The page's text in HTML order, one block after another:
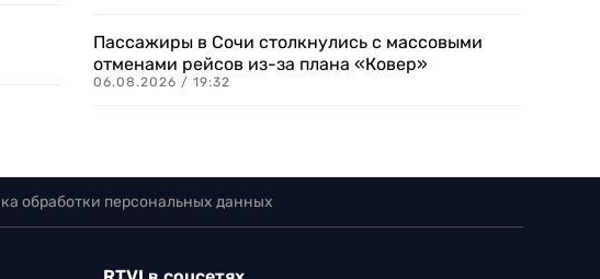
Пассажиры в Сочи столкнулись с массовыми
отменами рейсов из-за плана «Ковер»
06.08.2026 / 19:32
обработки персональных данных